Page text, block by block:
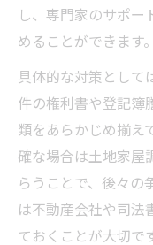
し、専門家のサポ
めることができます。
具体的な対策として
件の権利書や登記簿
類をあらかじめ揃え
確な場合は土地家屋
らうことで、後々の
は不動産会社や司法
ておくことが大切で